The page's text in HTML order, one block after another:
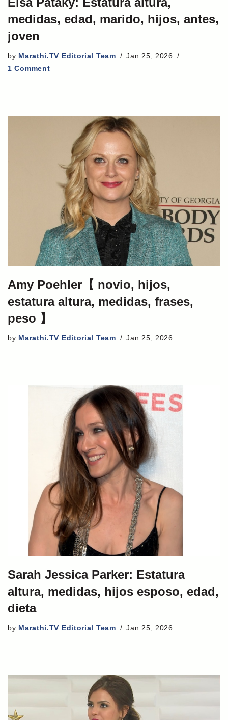
medidas, edad, marido, hijos, antes,
joven
by Marathi.TV Editorial Team
Jan 25, 2026
1 Comment
Amy Poehler【 novio, hijos,
estatura altura, medidas, frases,
peso 】
by Marathi.TV Editorial Team Jan 25, 2026
Sarah Jessica Parker: Estatura
altura, medidas, hijos esposo, edad,
dieta
by Marathi.TV Editorial Team Jan 25, 2026